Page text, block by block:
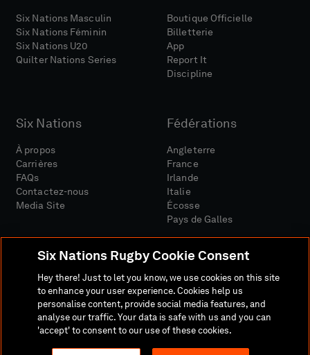
Six Nations Masculin
Six Nations Féminin
Six Nations U20
Quilter Nations Series
Boutique Officielle
Billetterie
App
Report It
Discipline
Six Nations
À propos
Carrières
FAQs
Contactez-nous
Media Site
Fédérations
Angleterre
France
Irlande
Italie
Écosse
Pays de Galles
Site MédiaConditions Générales
Politique De ConfidentialitéPolitique De Cookies
Politique Sociale Et Numérique
Six Nations Rugby Cookie Consent
Hey there! Just to let you know, we use cookies on this site
to enhance your user experience. Cookies help us
personalise content, provide social media features, and
analyse our traffic. Your data is safe with us and you can
'accept' to consent to our use of these cookies.